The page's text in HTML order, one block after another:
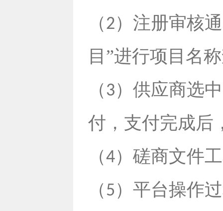
（2）注册审核
目”进行项目名
（3）供应商选
付，支付完成后
（4）磋商文件
（5）平台操作